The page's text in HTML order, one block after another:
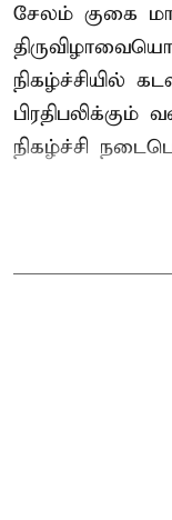
சேலம் குகை
நிகழ்ச்சியில்
நிகழ்ச்சி